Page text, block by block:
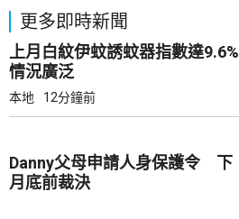
更多即時新聞
上月白紋伊蚊誘蚊器指數達9.6% 食環署指蚊子分布
情況廣泛
本地 12分鐘前
Danny父母申請人身保護令 下
月底前裁決